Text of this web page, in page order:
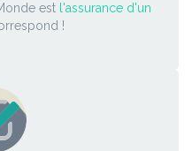
est l'assurance d'un
!